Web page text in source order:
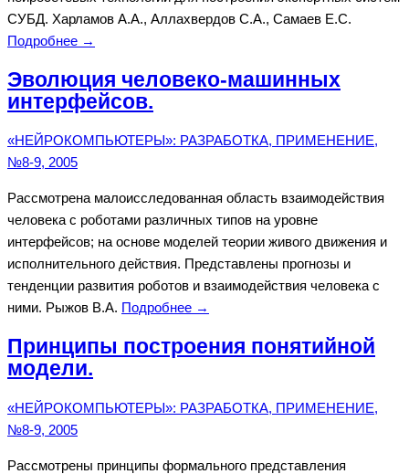
СУБД. Харламов А.А., Аллахвердов С.А., Самаев Е.С.
Подробнее →
Эволюция человеко-машинных
интерфейсов.
«НЕЙРОКОМПЬЮТЕРЫ»: РАЗРАБОТКА, ПРИМЕНЕНИЕ,
№8-9, 2005
Рассмотрена малоисследованная область взаимодействия
человека с роботами различных типов на уровне
интерфейсов; на основе моделей теории живого движения и
исполнительного действия. Представлены прогнозы и
тенденции развития роботов и взаимодействия человека с
ними. Рыжов В.А. Подробнее →
Принципы построения понятийной
модели.
«НЕЙРОКОМПЬЮТЕРЫ»: РАЗРАБОТКА, ПРИМЕНЕНИЕ,
№8-9, 2005
Рассмотрены принципы формального представления